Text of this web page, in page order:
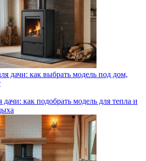
дачи: как выбрать модель под дом,
как подобрать модель для тепла и